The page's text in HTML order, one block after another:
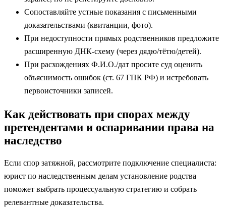
Сопоставляйте устные показания с письменными
доказательствами (квитанции, фото).
При недоступности прямых родственников предложите
расширенную ДНК‑схему (через дядю/тётю/детей).
При расхождениях Ф.И.О./дат просите суд оценить
объяснимость ошибок (ст. 67 ГПК РФ) и истребовать
первоисточники записей.
Как действовать при спорах между
претендентами и оспаривании права на
наследство
Если спор затяжной, рассмотрите подключение специалиста:
юрист по наследственным делам установление родства
поможет выбрать процессуальную стратегию и собрать
релевантные доказательства.